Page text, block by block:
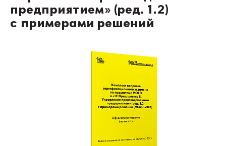
предприятием» (ред. 1.2)
с примерами решений